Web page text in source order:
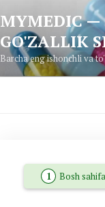
to
content
MYMEDIC —
GO'ZALLIK
Barcha eng ishonchli va
Bosh sahifa